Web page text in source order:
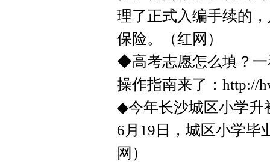
理了正式入编手续的
保险。（红网）
◆高考志愿怎么填？一
操作指南来了：http://
◆今年长沙城区小学升
6月19日，城区小学毕
网）